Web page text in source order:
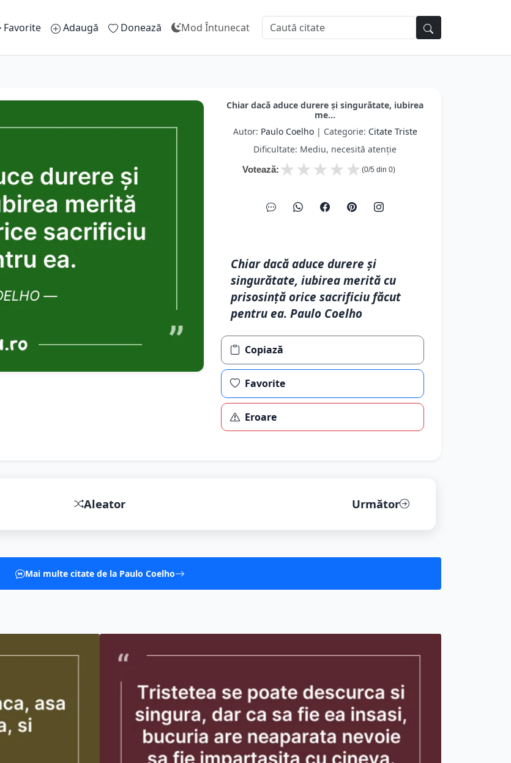
Favorite Adaugă Donează Mod Întunecat
Chiar dacă aduce durere și singurătate, iubirea
me...
Autor: Paulo Coelho| Categorie: Citate Triste
Dificultate: Mediu, necesită atenție
Votează: ★
★
★
★
★ (0/5 din 0)
Chiar dacă aduce durere și
singurătate, iubirea merită cu
prisosință orice sacrificiu făcut
pentru ea. Paulo Coelho
Copiază
Favorite
Eroare
Aleator Următor
Mai multe citate de la Paulo Coelho